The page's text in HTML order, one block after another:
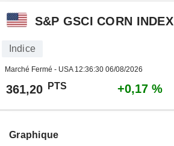
S&P GSCI CORN INDEX
Indice
Marché Fermé - USA 12:36:30 06/08/2026
361,20 PTS +0,17 %
Graphique